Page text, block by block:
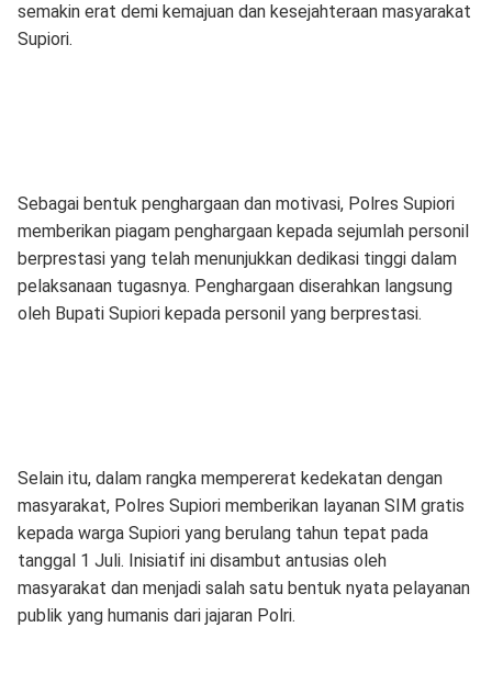
semakin erat demi kemajuan dan kesejahteraan masyarakat
Supiori.
Sebagai bentuk penghargaan dan motivasi, Polres Supiori
memberikan piagam penghargaan kepada sejumlah personil
berprestasi yang telah menunjukkan dedikasi tinggi dalam
pelaksanaan tugasnya. Penghargaan diserahkan langsung
oleh Bupati Supiori kepada personil yang berprestasi.
Selain itu, dalam rangka mempererat kedekatan dengan
masyarakat, Polres Supiori memberikan layanan SIM gratis
kepada warga Supiori yang berulang tahun tepat pada
tanggal 1 Juli. Inisiatif ini disambut antusias oleh
masyarakat dan menjadi salah satu bentuk nyata pelayanan
publik yang humanis dari jajaran Polri.